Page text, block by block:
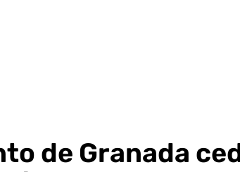
de Granada